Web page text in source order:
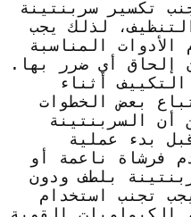
تكسير سربنتينة
لذلك يجب
المناسبة
إلحاق أي ضرر بها.
أثناء
بعض الخطوات
أن السربنتينة
بدء عملية
فرشاة ناعمة أو
بلطف ودون
تجنب استخدام